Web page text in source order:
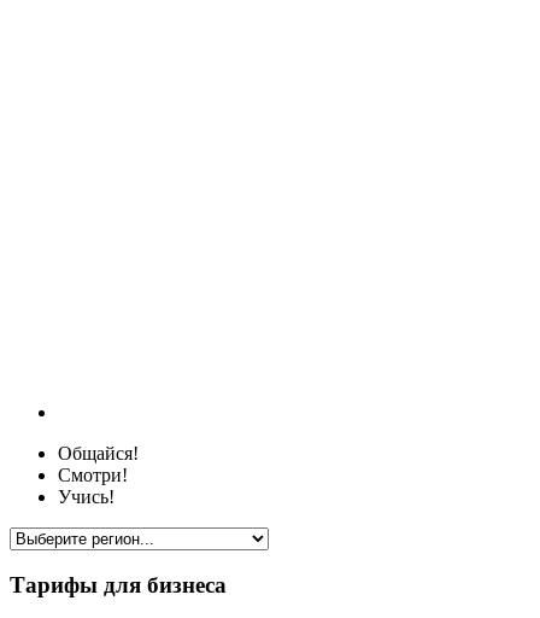
Общайся!
Смотри!
Учись!
Тарифы для бизнеса